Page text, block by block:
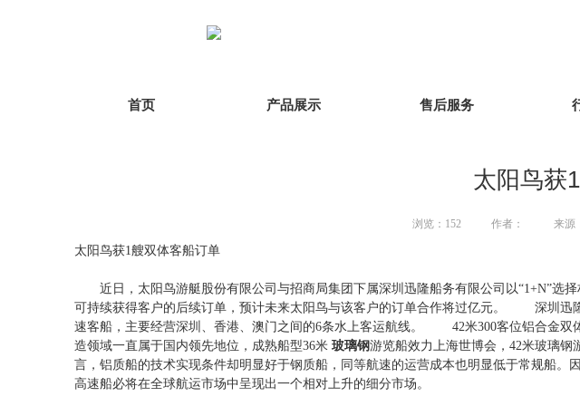
首页 产品展示 售后服务
太阳鸟获
浏览： 152 作者： 来源
太阳鸟获1艘双体客船订单
近日，太阳鸟游艇股份有限公司与招商局集团下属深圳迅隆船务有限公司以“1+N”
可持续获得客户的后续订单，预计未来太阳鸟与该客户的订单合作将过亿元。 深圳迅
速客船，主要经营深圳、香港、澳门之间的6条水上客运航线。 42米300客位铝合金双
造领域一直属于国内领先地位，成熟船型36米 玻璃钢游览船效力上海世博会，42米玻璃
言，铝质船的技术实现条件却明显好于钢质船，同等航速的运营成本也明显低于常规船
高速船必将在全球航运市场中呈现出一个相对上升的细分市场。